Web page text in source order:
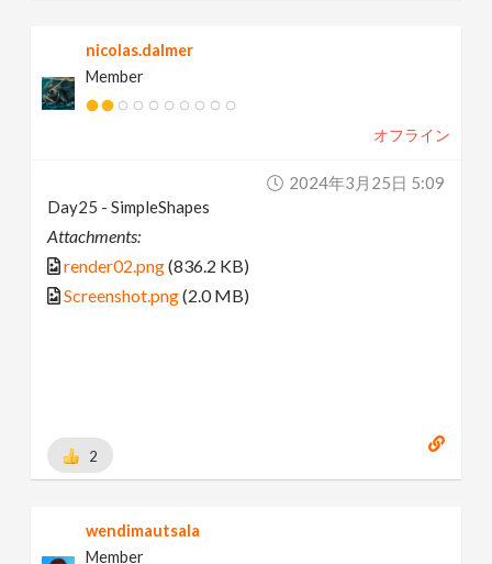
nicolas.dalmer
Member
オフライン
2024年3月25日 5:09
Day25 - SimpleShapes
Attachments:
render02.png(836.2 KB)
Screenshot.png(2.0 MB)
2
wendimautsala
Member